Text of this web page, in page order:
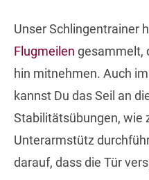
Unser Schlingentrainer
Flugmeilen gesammelt,
hin mitnehmen. Auch
kannst Du das Seil an
Stabilitätsübungen, wie
Unterarmstütz
darauf, dass die Tür